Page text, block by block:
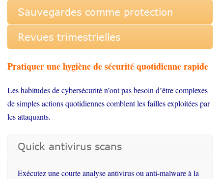
Sauvegardes comme protection
Revues trimestrielles
Pratiquer une hygiène de sécurité quotidienne rapide
Les habitudes de cybersécurité n’ont pas besoin d’être complexes
de simples actions quotidiennes comblent les failles exploitées par
les attaquants.
Quick antivirus scans
Exécutezunecourteanalyse antivirusou anti-malware à la